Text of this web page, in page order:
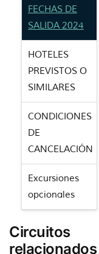
FECHAS DE
SALIDA 2024
HOTELES
PREVISTOS O
SIMILARES
CONDICIONES
DE
CANCELACIÓN
Excursiones
opcionales
Circuitos
relacionados